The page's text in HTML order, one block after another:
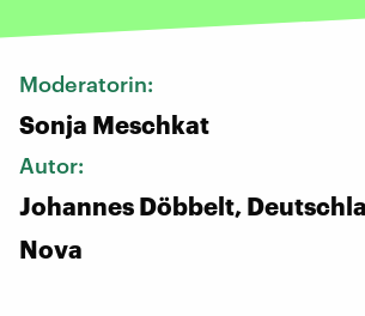
Moderatorin:
Sonja Meschkat
Autor:
Johannes Döbbelt,
Nova